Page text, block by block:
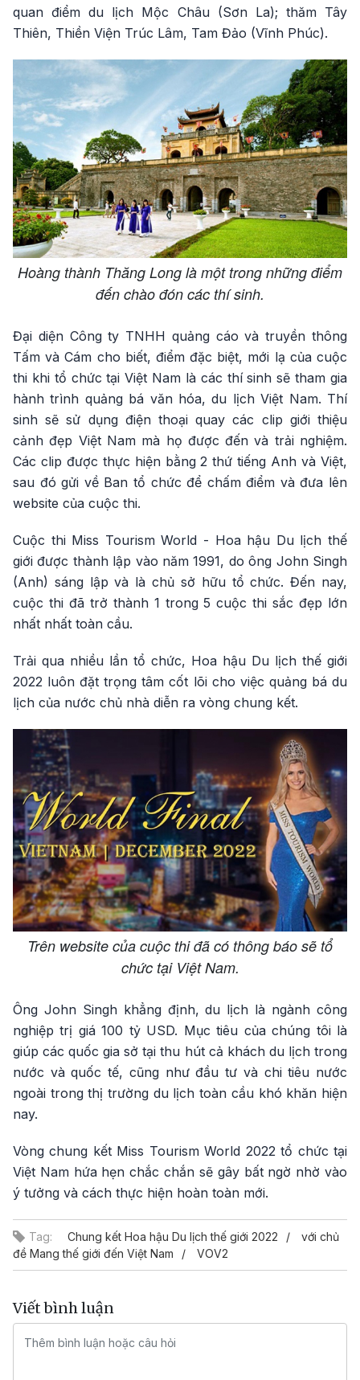
quan điểm du lịch Mộc Châu (Sơn La); thăm Tây
Thiên, Thiền Viện Trúc Lâm, Tam Đảo (Vĩnh Phúc).
Hoàng thành Thăng Long là một trong những điểm
đến chào đón các thí sinh.
Đại diện Công ty TNHH quảng cáo và truyền thông
Tấm và Cám cho biết, điểm đặc biệt, mới lạ của cuộc
thi khi tổ chức tại Việt Nam là các thí sinh sẽ tham gia
hành trình quảng bá văn hóa, du lịch Việt Nam. Thí
sinh sẽ sử dụng điện thoại quay các clip giới thiệu
cảnh đẹp Việt Nam mà họ được đến và trải nghiệm.
Các clip được thực hiện bằng 2 thứ tiếng Anh và Việt,
sau đó gửi về Ban tổ chức để chấm điểm và đưa lên
website của cuộc thi.
Cuộc thi Miss Tourism World - Hoa hậu Du lịch thế
giới được thành lập vào năm 1991, do ông John Singh
(Anh) sáng lập và là chủ sở hữu tổ chức. Đến nay,
cuộc thi đã trở thành 1 trong 5 cuộc thi sắc đẹp lớn
nhất nhất toàn cầu.
Trải qua nhiều lần tổ chức, Hoa hậu Du lịch thế giới
2022 luôn đặt trọng tâm cốt lõi cho việc quảng bá du
lịch của nước chủ nhà diễn ra vòng chung kết.
Trên website của cuộc thi đã có thông báo sẽ tổ
chức tại Việt Nam.
Ông John Singh khẳng định, du lịch là ngành công
nghiệp trị giá 100 tỷ USD. Mục tiêu của chúng tôi là
giúp các quốc gia sở tại thu hút cả khách du lịch trong
nước và quốc tế, cũng như đầu tư và chi tiêu nước
ngoài trong thị trường du lịch toàn cầu khó khăn hiện
nay.
Vòng chung kết Miss Tourism World 2022 tổ chức tại
Việt Nam hứa hẹn chắc chắn sẽ gây bất ngờ nhờ vào
ý tưởng và cách thực hiện hoàn toàn mới.
Tag: Chung kết Hoa hậu Du lịch thế giới 2022
với chủ
đề Mang thế giới đến Việt Nam
VOV2
Viết bình luận